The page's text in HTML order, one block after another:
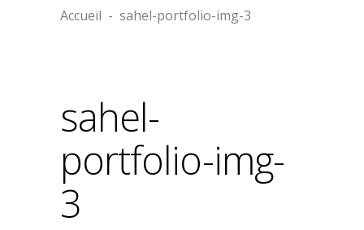
Accueil - sahel-portfolio-img-3
sahel-
portfolio-img-
3